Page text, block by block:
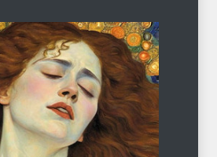
Марципан (из Агнии Барто)
ЛЕТО 31.07.2026